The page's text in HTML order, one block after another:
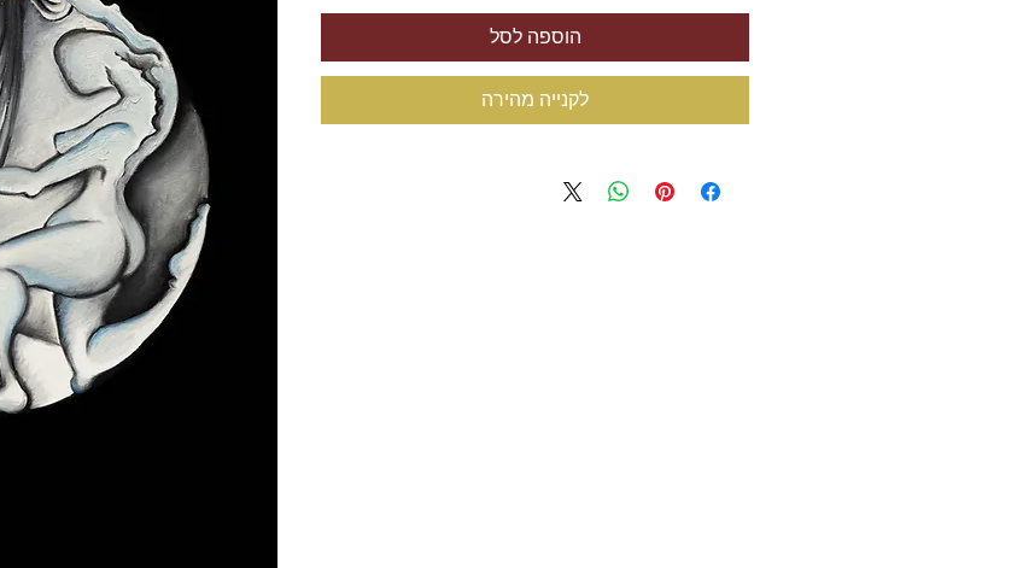
הוספה לסל
לקנייה מהירה